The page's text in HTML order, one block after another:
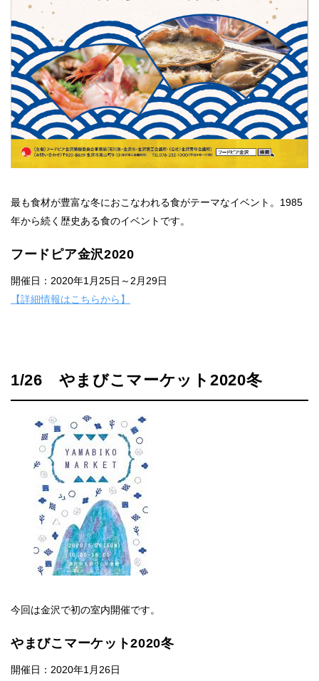
最も食材が豊富な冬におこなわれる食がテーマなイベント。1985
年から続く歴史ある食のイベントです。
フードピア金沢2020
開催日：2020年1月25日～2月29日
【詳細情報はこちらから】
1/26 やまびこマーケット2020冬
今回は金沢で初の室内開催です。
やまびこマーケット2020冬
開催日：2020年1月26日